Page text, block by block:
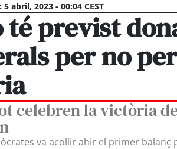
5 abril, 2023 - 00:04 CEST
té previst
per no
celebren la victòria
va acollir ahir el primer balanç